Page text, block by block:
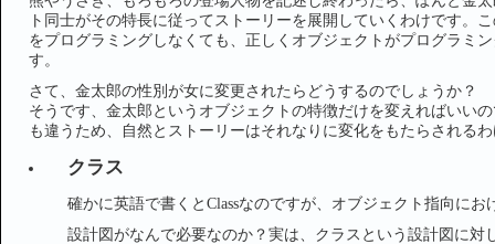
ト同士がその特長に従ってストーリーを展開していくわけです。
をプログラミングしなくても、正しくオブジェクトがプログラミ
す。
さて、金太郎の性別が女に変更されたらどうするのでしょうか？
そうです、金太郎というオブジェクトの特徴だけを変えればいい
も違うため、自然とストーリーはそれなりに変化をもたらされる
クラス
確かに英語で書くとClassなのですが、オブジェクト指向に
設計図がなんで必要なのか？実は、クラスという設計図に対